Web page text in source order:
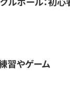
習やゲーム